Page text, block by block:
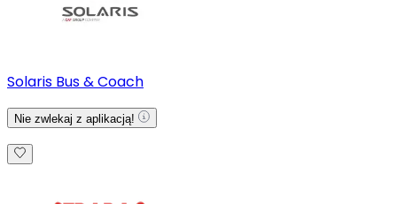
Solaris Bus & Coach
Nie zwlekaj z aplikacją!